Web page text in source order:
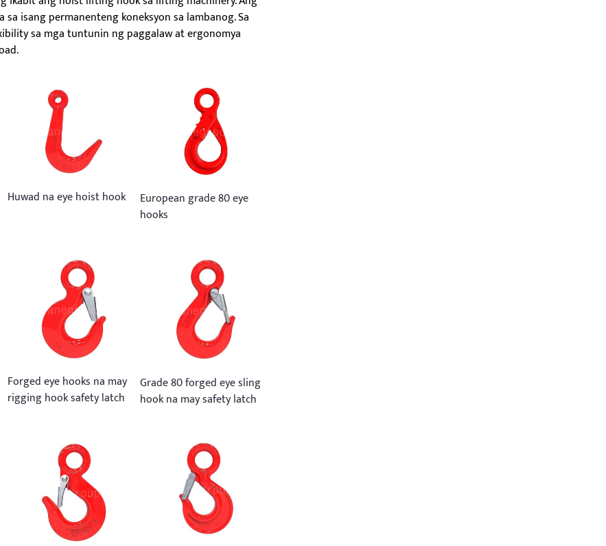
isang permanenteng koneksyon sa lambanog. Sa
sa mga tuntunin ng paggalaw at ergonomya
Huwad na eye hoist hook
European grade 80 eye
hooks
Forged eye hooks na may
rigging hook safety latch
Grade 80 forged eye sling
hook na may safety latch